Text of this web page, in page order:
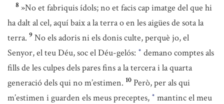
8 »No et fabriquis ídols; no et facis cap imatge del que hi
ha dalt al cel, aquí baix a la terra o en les aigües de sota la
terra. 9 No els adoris ni els donis culte, perquè jo, el
Senyor, el teu Déu, soc el Déu-gelós: * demano comptes als
fills de les culpes dels pares fins a la tercera i la quarta
generació dels qui no m’estimen. 10 Però, per als qui
m’estimen i guarden els meus preceptes, * mantinc el meu